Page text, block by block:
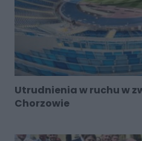
Utrudnienia w ruchu w
Chorzowie